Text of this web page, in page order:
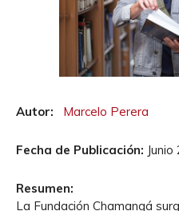
Autor: Marcelo Perera
Fecha de Publicación: Junio
Resumen:
La Fundación Chamangá